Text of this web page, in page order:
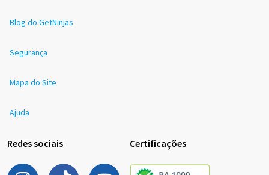
Blog do GetNinjas
Segurança
Mapa do Site
Ajuda
Redes sociais Certificações